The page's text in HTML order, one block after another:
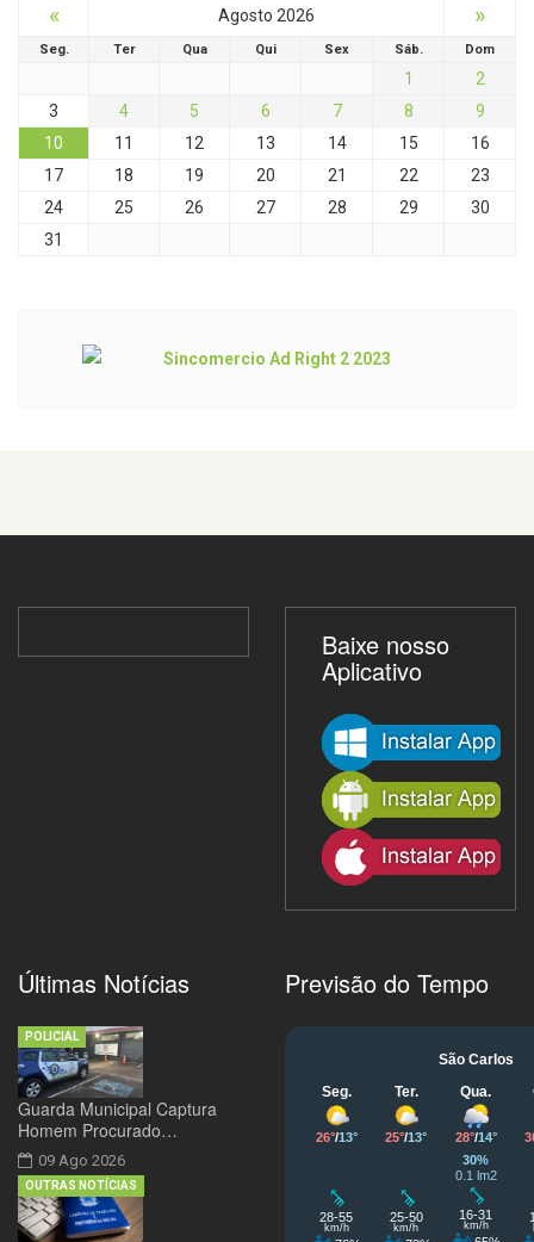
« Agosto 2026 »
Seg. Ter Qua Qui Sex Sáb. Dom
1
2
3
4 5 6 7 8
9
10
11 12 13 14 15
16
17
18 19 20 21 22
23
24
25 26 27 28 29
30
31
Baixe nosso
Aplicativo
Últimas Notícias
Guarda Municipal Captura
Homem Procurado…
09 Ago 2026
POLICIAL
OUTRAS NOTÍCIAS
Previsão do Tempo